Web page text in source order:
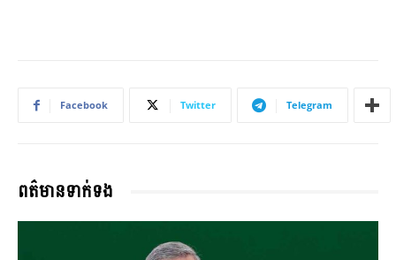
Facebook Twitter Telegram
ពត៌មានទាក់ទង